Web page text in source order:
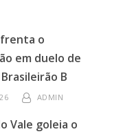
o
em duelo de
B
ADMIN
Vale goleia o